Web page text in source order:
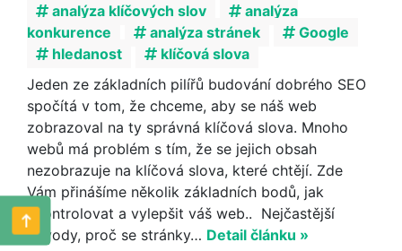
analýza klíčových slov
analýza
konkurence
analýza stránek
Google
hledanost
klíčová slova
Jeden ze základních pilířů budování dobrého SEO
spočítá v tom, že chceme, aby se náš web
zobrazoval na ty správná klíčová slova. Mnoho
webů má problém s tím, že se jejich obsah
nezobrazuje na klíčová slova, které chtějí. Zde
Vám přinášíme několik základních bodů, jak
zkontrolovat a vylepšit váš web.. Nejčastější
důvody, proč se stránky… Detail článku »